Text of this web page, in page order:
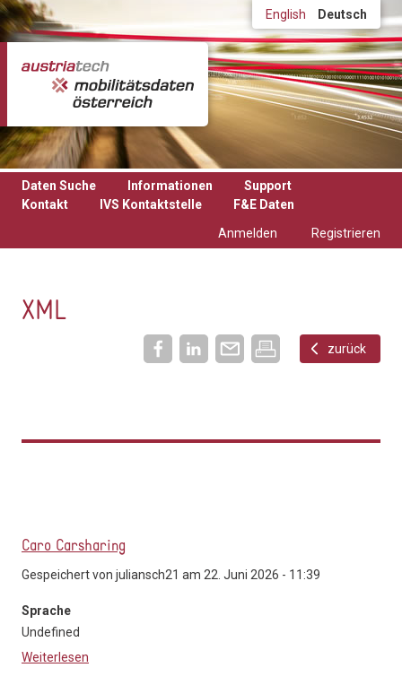
Direkt zum Inhalt English Deutsch
Daten Suche Informationen
Support
Kontakt
IVS Kontaktstelle
F&E Daten
Anmelden
Registrieren
XML
zurück
Caro Carsharing
Gespeichert von juliansch21 am 22. Juni 2026 - 11:39
Sprache
Undefined
Weiterlesen